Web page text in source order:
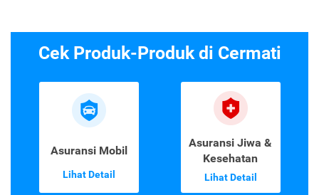
Cek Produk-Produk di Cermati
Asuransi Mobil
Lihat Detail
Asuransi Jiwa &
Kesehatan
Lihat Detail